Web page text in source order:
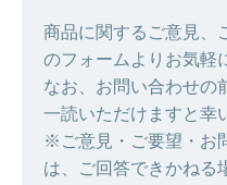
商品に関するご意見、
のフォームよりお気軽
なお、お問い合わせの
一読いただけますと幸
※ご意見・ご要望・お
は、ご回答できかねる